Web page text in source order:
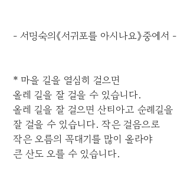
- 서명숙의《서귀포를 아시나요》중에서 -
* 마을 길을 열심히 걸으면
올레 길을 잘 걸을 수 있습니다.
올레 길을 잘 걸으면 산티아고 순례길을
잘 걸을 수 있습니다. 작은 걸음으로
작은 오름의 꼭대기를 많이 올라야
큰 산도 오를 수 있습니다.